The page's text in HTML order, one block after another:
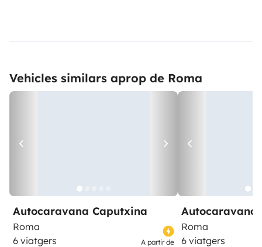
Vehicles similars aprop de Roma
Autocaravana Caputxina
Roma
6 viatgers
A partir de
Autocaravana
Roma
6 viatgers